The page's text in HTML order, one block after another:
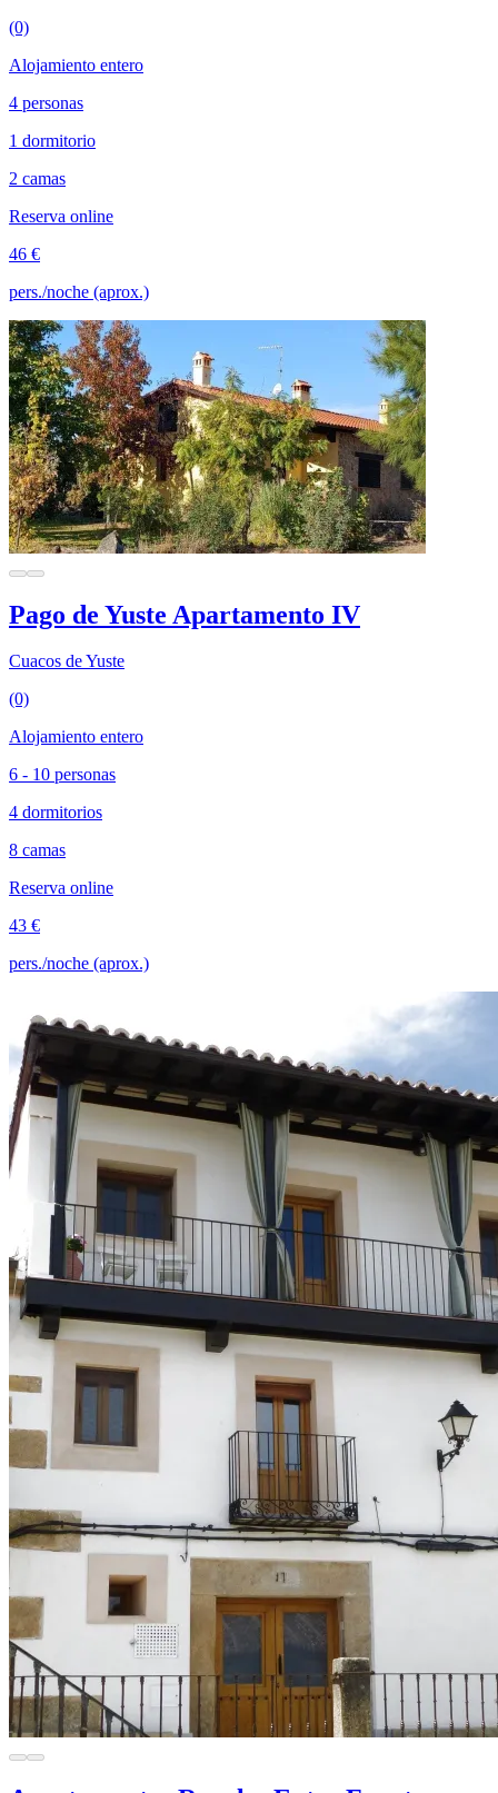
(0)
Alojamiento entero
4 personas
1 dormitorio
2 camas
Reserva online
46 €
pers./noche (aprox.)
Pago de Yuste Apartamento IV
Cuacos de Yuste
(0)
Alojamiento entero
6 - 10 personas
4 dormitorios
8 camas
Reserva online
43 €
pers./noche (aprox.)